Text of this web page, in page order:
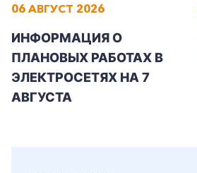
06 АВГУСТ 2026
ИНФОРМАЦИЯ О
ПЛАНОВЫХ РАБОТАХ В
ЭЛЕКТРОСЕТЯХ НА 7
АВГУСТА